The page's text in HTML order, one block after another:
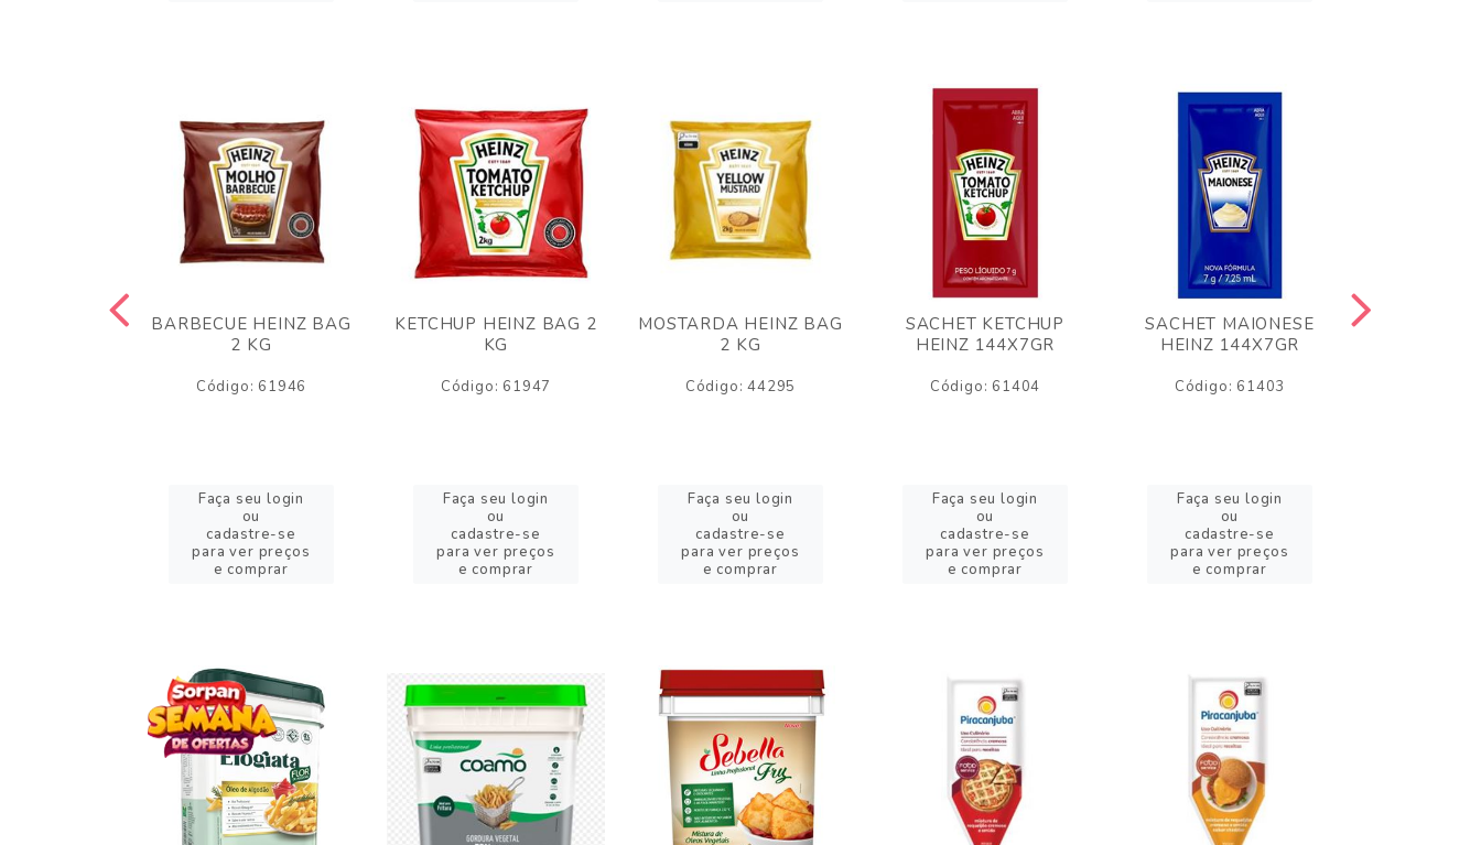
BARBECUE HEINZ BAG
2 KG
Código: 61946
Faça seu login
ou
cadastre-se
para ver preços
e comprar
KETCHUP HEINZ BAG 2
KG
Código: 61947
Faça seu login
ou
cadastre-se
para ver preços
e comprar
MOSTARDA HEINZ BAG
2 KG
Código: 44295
Faça seu login
ou
cadastre-se
para ver preços
e comprar
SACHET KETCHUP
HEINZ 144X7GR
Código: 61404
Faça seu login
ou
cadastre-se
para ver preços
e comprar
SACHET MAIONESE
HEINZ 144X7GR
Código: 61403
Faça seu login
ou
cadastre-se
para ver preços
e comprar